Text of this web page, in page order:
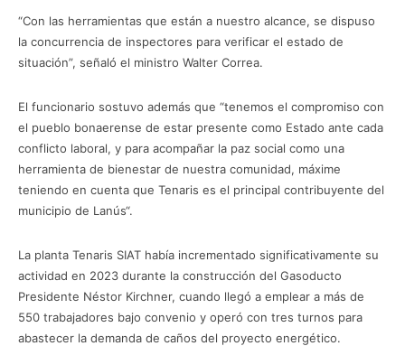
“Con las herramientas que están a nuestro alcance, se dispuso
la concurrencia de inspectores para verificar el estado de
situación”, señaló el ministro Walter Correa.
El funcionario sostuvo además que “tenemos el compromiso con
el pueblo bonaerense de estar presente como Estado ante cada
conflicto laboral, y para acompañar la paz social como una
herramienta de bienestar de nuestra comunidad, máxime
teniendo en cuenta que Tenaris es el principal contribuyente del
municipio de Lanús“.
La planta Tenaris SIAT había incrementado significativamente su
actividad en 2023 durante la construcción del Gasoducto
Presidente Néstor Kirchner, cuando llegó a emplear a más de
550 trabajadores bajo convenio y operó con tres turnos para
abastecer la demanda de caños del proyecto energético.